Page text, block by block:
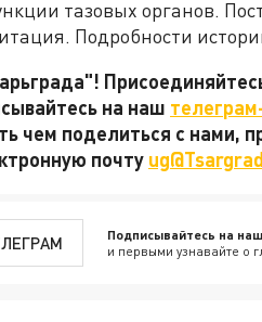
тазовых органов.
Подробности
на наш
чем поделиться с нами,
почту
Подписывайтесь на
и первыми узнавайте о